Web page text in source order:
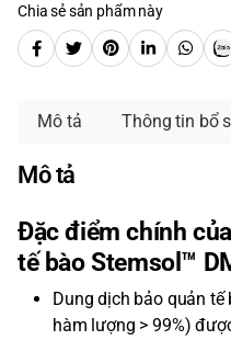
Chia sẻ sản phẩm này
Mô tả Thông tin bổ
Mô tả
Đặc điểm chính
tế bào Stemsol™
Dung dịch bảo quản
hàm lượng > 99%)